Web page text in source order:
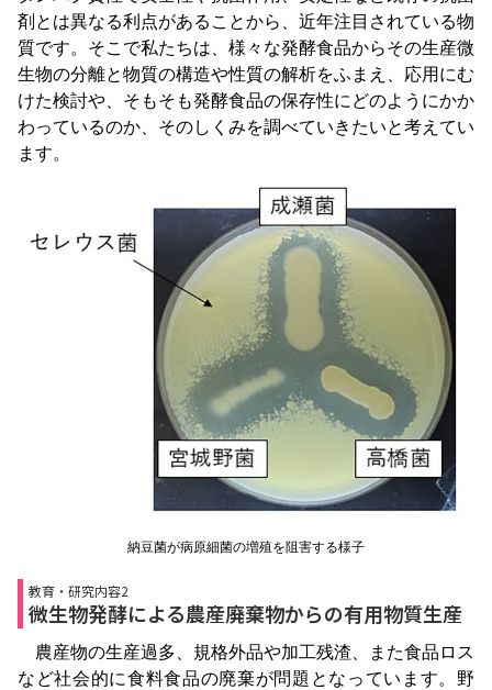
剤とは異なる利点があることから、近年注目されている物
質です。そこで私たちは、様々な発酵食品からその生産微
生物の分離と物質の構造や性質の解析をふまえ、応用にむ
けた検討や、そもそも発酵食品の保存性にどのようにかか
わっているのか、そのしくみを調べていきたいと考えてい
ます。
納豆菌が病原細菌の増殖を阻害する様子
教育・研究内容2
微生物発酵による農産廃棄物からの有用物質生産
農産物の生産過多、規格外品や加工残渣、また食品ロス
など社会的に食料食品の廃棄が問題となっています。野